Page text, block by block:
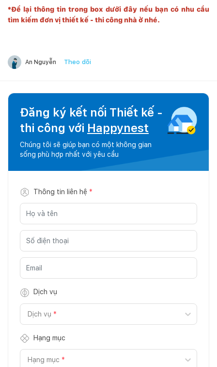
*Để lại thông tin trong box dưới đây nếu bạn có nhu cầu
tìm kiếm đơn vị thiết kế - thi công nhà ở nhé.
An Nguyễn Theo dõi
Đăng ký kết nối Thiết kế -
thi công với Happynest
Chúng tôi sẽ giúp bạn có một không gian
sống phù hợp nhất với yêu cầu
Thông tin liên hệ *
Dịch vụ
Dịch vụ *
Hạng mục
Hạng mục *